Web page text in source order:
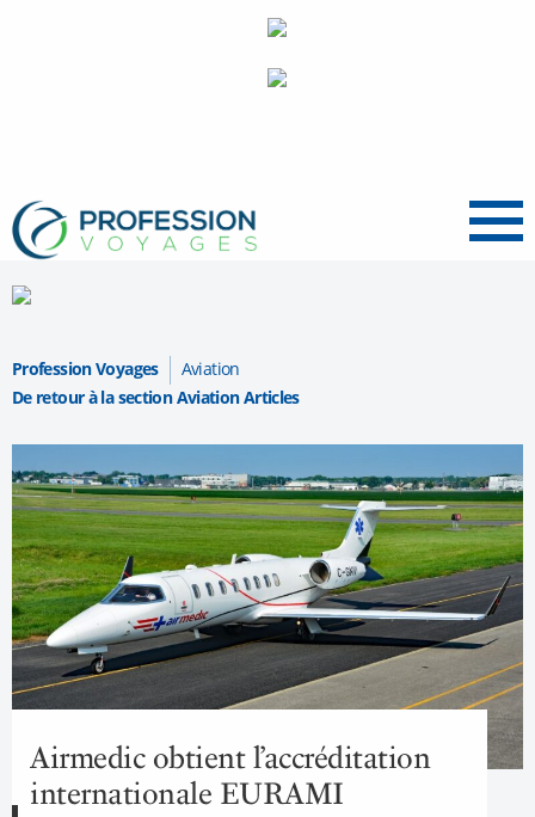
Menu
Profession Voyages
Aviation
De retour à la section Aviation Articles
Airmedic obtient l’accréditation
internationale EURAMI